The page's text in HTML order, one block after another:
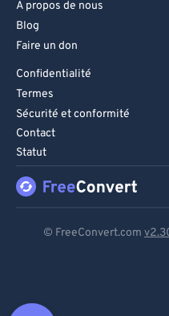
À propos de nous
Blog
Faire un don
Confidentialité
Termes
Sécurité et conformité
Contact
Statut
© FreeConvert.com